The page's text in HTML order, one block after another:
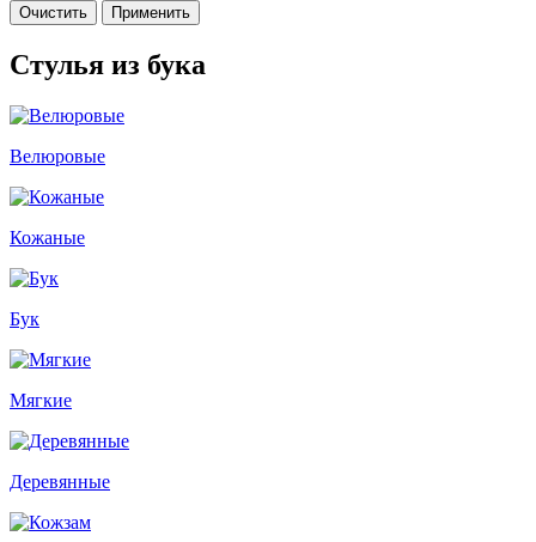
Очистить Применить
Стулья из бука
Велюровые
Кожаные
Бук
Мягкие
Деревянные